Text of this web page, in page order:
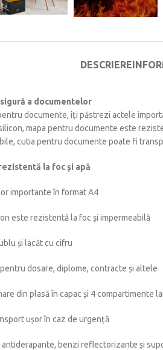
DESCRIERE
a documentelor
documente, îți păstrezi actele
mapa pentru documente este
cutia pentru documente poate fi
la foc și apă
importante în format A4
este rezistentă la foc și impermeabilă
și lacăt cu cifru
dosare, diplome, contracte și altele
din plasă în capac și 4 compartimente
ușor în caz de urgență
benzi reflectorizante și